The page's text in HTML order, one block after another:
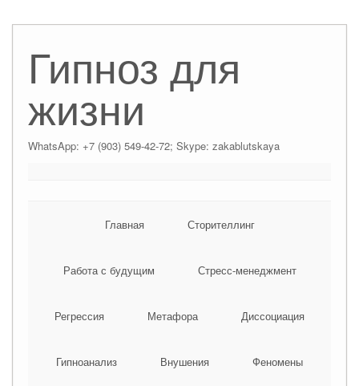
Гипноз для
жизни
WhatsApp: +7 (903) 549-42-72; Skype: zakablutskaya
Главная Сторителлинг
Работа с будущим Стресс-менеджмент
Регрессия Метафора Диссоциация
Гипноанализ Внушения Феномены